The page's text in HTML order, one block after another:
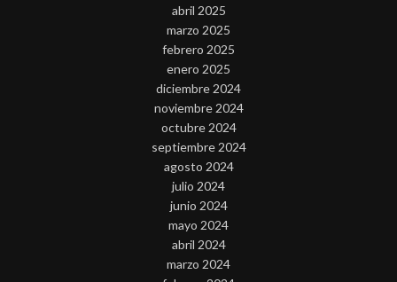
abril 2025
marzo 2025
febrero 2025
enero 2025
diciembre 2024
noviembre 2024
octubre 2024
septiembre 2024
agosto 2024
julio 2024
junio 2024
mayo 2024
abril 2024
marzo 2024